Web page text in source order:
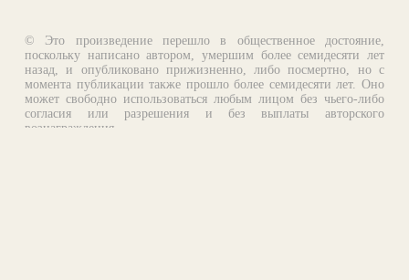
© Это произведение перешло в общественное достояние,
поскольку написано автором, умершим более семидесяти лет
назад, и опубликовано прижизненно, либо посмертно, но с
момента публикации также прошло более семидесяти лет. Оно
может свободно использоваться любым лицом без чьего-либо
согласия или разрешения и без выплаты авторского
вознаграждения.